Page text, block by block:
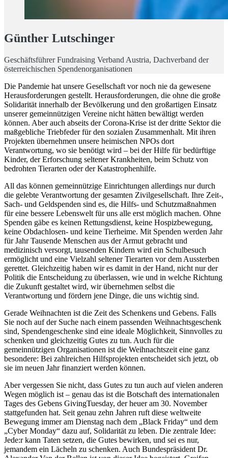
Günther Lutschinger
Geschäftsführer Fundraising Verband Austria, Dachverband der
österreichischen Spendenorganisationen
Die Pandemie hat unsere Gesellschaft vor noch nie da gewesene
Herausforderungen gestellt. Herausforderungen, die ohne die große
Solidarität innerhalb der Bevölkerung und den großartigen Einsatz
unserer gemeinnützigen Vereine nicht hätten bewältigt werden
können. Aber auch abseits der Corona-Krise ist der dritte Sektor die
maßgebliche Triebfeder für den sozialen Zusammenhalt. Mit ihren
Projekten übernehmen unsere heimischen NPOs dort
Verantwortung, wo sie benötigt wird – bei der Hilfe für bedürftige
Kinder, der Erforschung seltener Krankheiten, beim Schutz von
bedrohten Tierarten oder der Katastrophenhilfe.
All das können gemeinnützige Einrichtungen allerdings nur durch
die gelebte Verantwortung der gesamten Zivilgesellschaft. Ihre Zeit-,
Sach- und Geldspenden sind es, die Hilfs- und Schutzmaßnahmen
für eine bessere Lebenswelt für uns alle erst möglich machen. Ohne
Spenden gäbe es keinen Rettungsdienst, keine Hospizbewegung,
keine Obdachlosen- und keine Tierheime. Mit Spenden werden Jahr
für Jahr Tausende Menschen aus der Armut gebracht und
medizinisch versorgt, tausenden Kindern wird ein Schulbesuch
ermöglicht und eine Vielzahl seltener Tierarten vor dem Aussterben
gerettet. Gleichzeitig haben wir es damit in der Hand, nicht nur der
Politik die Entscheidung zu überlassen, wie und in welche Richtung
die Zukunft gestaltet wird, wir übernehmen selbst die
Verantwortung und fördern jene Dinge, die uns wichtig sind.
Gerade Weihnachten ist die Zeit des Schenkens und Gebens. Falls
Sie noch auf der Suche nach einem passenden Weihnachtsgeschenk
sind, Spendengeschenke sind eine ideale Möglichkeit, Sinnvolles zu
schenken und gleichzeitig Gutes zu tun. Auch für die
gemeinnützigen Organisationen ist die Weihnachtszeit eine ganz
besondere: Bei zahlreichen Hilfsprojekten entscheidet sich jetzt, ob
sie im neuen Jahr finanziert werden können.
Aber vergessen Sie nicht, dass Gutes zu tun auch auf vielen anderen
Wegen möglich ist – genau das ist die Botschaft des internationalen
Tages des Gebens GivingTuesday, der heuer am 30. November
stattgefunden hat. Seit genau zehn Jahren ruft diese weltweite
Bewegung immer am Dienstag nach dem „Black Friday“ und dem
„Cyber Monday“ dazu auf, Solidarität zu leben. Die zentrale Idee:
Jede:r kann Taten setzen, die Gutes bewirken, und sei es nur,
jemandem ein Lächeln zu schenken. Auch Bundespräsident Dr.